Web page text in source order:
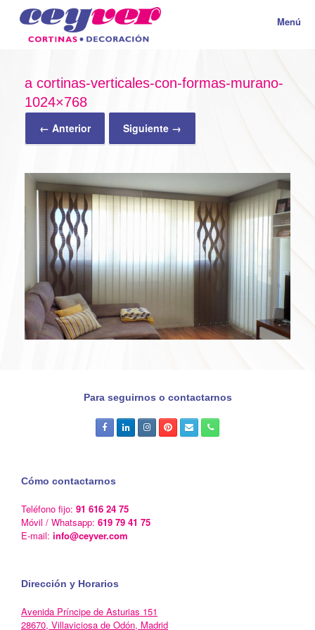
Menú
a cortinas-verticales-con-formas-murano-
1024×768
← Anterior Siguiente →
Para seguirnos o contactarnos
Cómo contactarnos
Teléfono fijo: 91 616 24 75
Móvil / Whatsapp: 619 79 41 75
E-mail: info@ceyver.com
Dirección y Horarios
Avenida Príncipe de Asturias 151
28670, Villaviciosa de Odón, Madrid